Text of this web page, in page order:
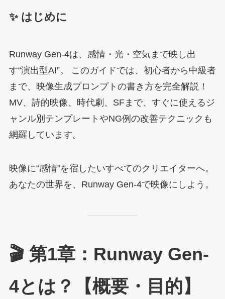
✨ はじめに
Runway Gen-4は、感情・光・空気まで映し出
す“演出型AI”。 このガイドでは、初心者から中級者
まで、映像生成プロンプトの書き方を完全解説！
MV、詩的映像、時代劇、SFまで、すぐに使えるジ
ャンル別テンプレートやNG例の改善テクニックも
網羅しています。
映像に“感情”を宿したいすべてのクリエイターへ。
あなたの世界を、Runway Gen-4で映像にしよう。
🎬 第1章：Runway Gen-
4とは？【概要・目的】